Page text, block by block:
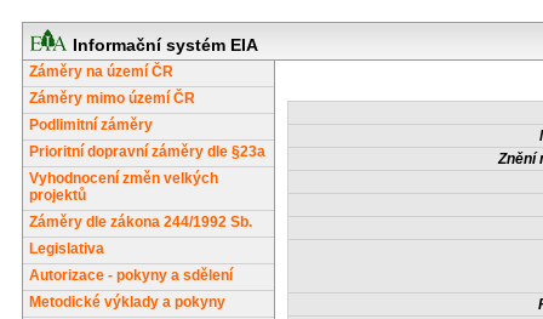
Informační systém EIA
Záměry na území ČR
Záměry mimo území ČR
Podlimitní záměry
Prioritní dopravní záměry dle §23a
Vyhodnocení změn velkých
projektů
Záměry dle zákona 244/1992 Sb.
Legislativa
Autorizace - pokyny a sdělení
Metodické výklady a pokyny
Znění